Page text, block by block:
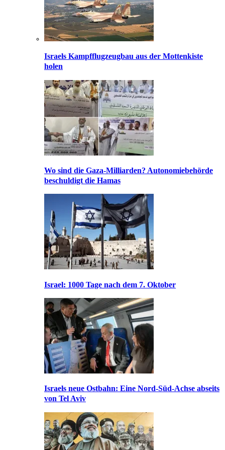
Israels Kampfflugzeugbau aus der Mottenkiste
holen
Wo sind die Gaza-Milliarden? Autonomiebehörde
beschuldigt die Hamas
Israel: 1000 Tage nach dem 7. Oktober
Israels neue Ostbahn: Eine Nord-Süd-Achse abseits
von Tel Aviv